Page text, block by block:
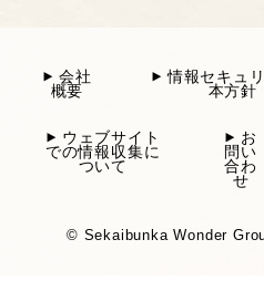
会社
概要
情報セキュ
本方針
ウェブサイト
での情報収集に
ついて
お
問い
合わ
せ
© Sekaibunka Wonder